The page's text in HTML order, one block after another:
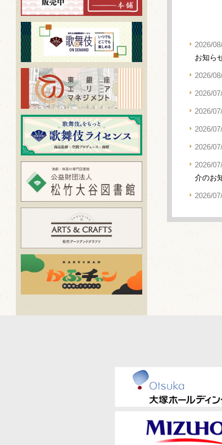
2026/
お知ら
2026/
2026/
2026/
2026/
2026/
2026/
介のお
2026/